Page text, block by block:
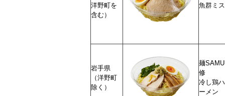
洋野町を
含む）
魚群ミ
岩手県
（洋野町
除く）
麺
修
冷し鶏
ーメン